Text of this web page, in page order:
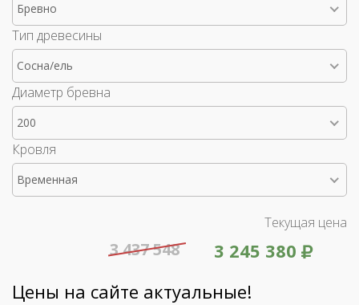
Бревно
Тип древесины
Сосна/ель
Диаметр бревна
200
Кровля
Временная
Текущая цена
3 245 380
3 437 548
Цены на сайте актуальные!